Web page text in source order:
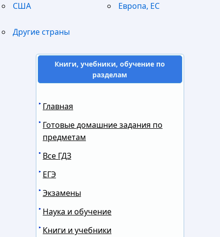
США Европа, ЕС
Другие страны
Книги, учебники, обучение по
разделам
Главная
Готовые домашние задания по
предметам
Все ГДЗ
ЕГЭ
Экзамены
Наука и обучение
Книги и учебники